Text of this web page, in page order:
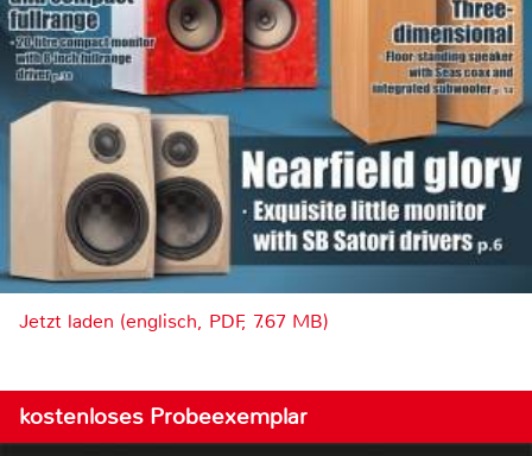
Jetzt laden (englisch, PDF, 7.67 MB)
kostenloses Probeexemplar